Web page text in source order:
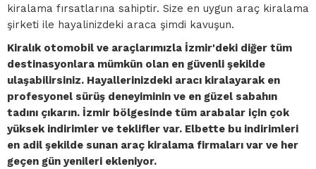
kiralama fırsatlarına sahiptir. Size en uygun araç kiralama
şirketi ile hayalinizdeki araca şimdi kavuşun.
Kiralık otomobil ve araçlarımızla İzmir'deki diğer tüm
destinasyonlara mümkün olan en güvenli şekilde
ulaşabilirsiniz. Hayallerinizdeki aracı kiralayarak en
profesyonel sürüş deneyiminin ve en güzel sabahın
tadını çıkarın. İzmir bölgesinde tüm arabalar için çok
yüksek indirimler ve teklifler var. Elbette bu indirimleri
en adil şekilde sunan araç kiralama firmaları var ve her
geçen gün yenileri ekleniyor.